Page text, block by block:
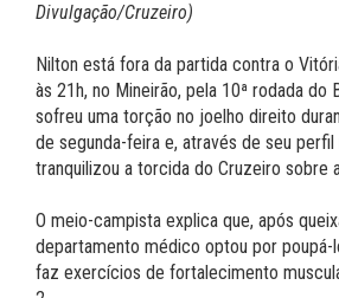
Divulgação/Cruzeiro)
Nilton está fora da partida contra o
às 21h, no Mineirão, pela 10ª rodada do
sofreu uma torção no joelho direito
de segunda-feira e, através de seu perfil
tranquilizou a torcida do Cruzeiro sobre
O meio-campista explica que, após
departamento médico optou por poupá-
faz exercícios de fortalecimento